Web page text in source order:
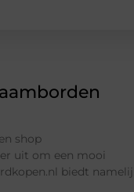
shop
uit om een mooi
biedt